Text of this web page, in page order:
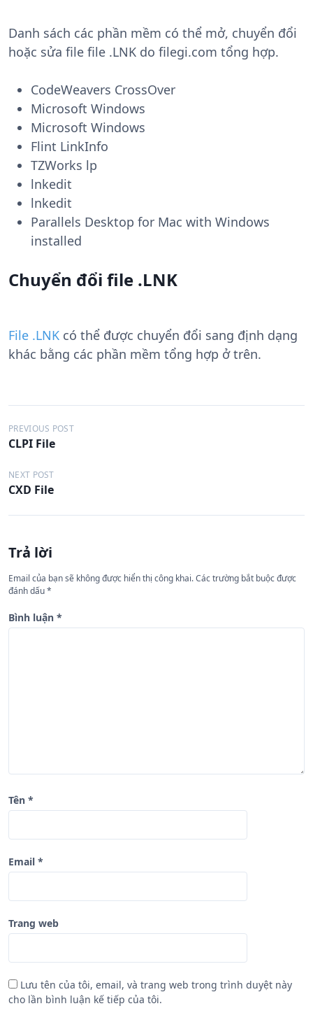
Danh sách các phần mềm có thể mở, chuyển đổi
hoặc sửa file file .LNK do filegi.com tổng hợp.
CodeWeavers CrossOver
Microsoft Windows
Microsoft Windows
Flint LinkInfo
TZWorks lp
lnkedit
lnkedit
Parallels Desktop for Mac with Windows
installed
Chuyển đổi file .LNK
File .LNK có thể được chuyển đổi sang định dạng
khác bằng các phần mềm tổng hợp ở trên.
Đ
i
ề
u
h
ớ
n
g
b
PREVIOUS POST
CLPI File
NEXT POST
CXD File
Trả lời
Email của bạn sẽ không được hiển thị công khai.Các trường bắt buộc được
đánh dấu*
Bình luận *
Tên *
Email *
Trang web
Lưu tên của tôi, email, và trang web trong trình duyệt này
cho lần bình luận kế tiếp của tôi.